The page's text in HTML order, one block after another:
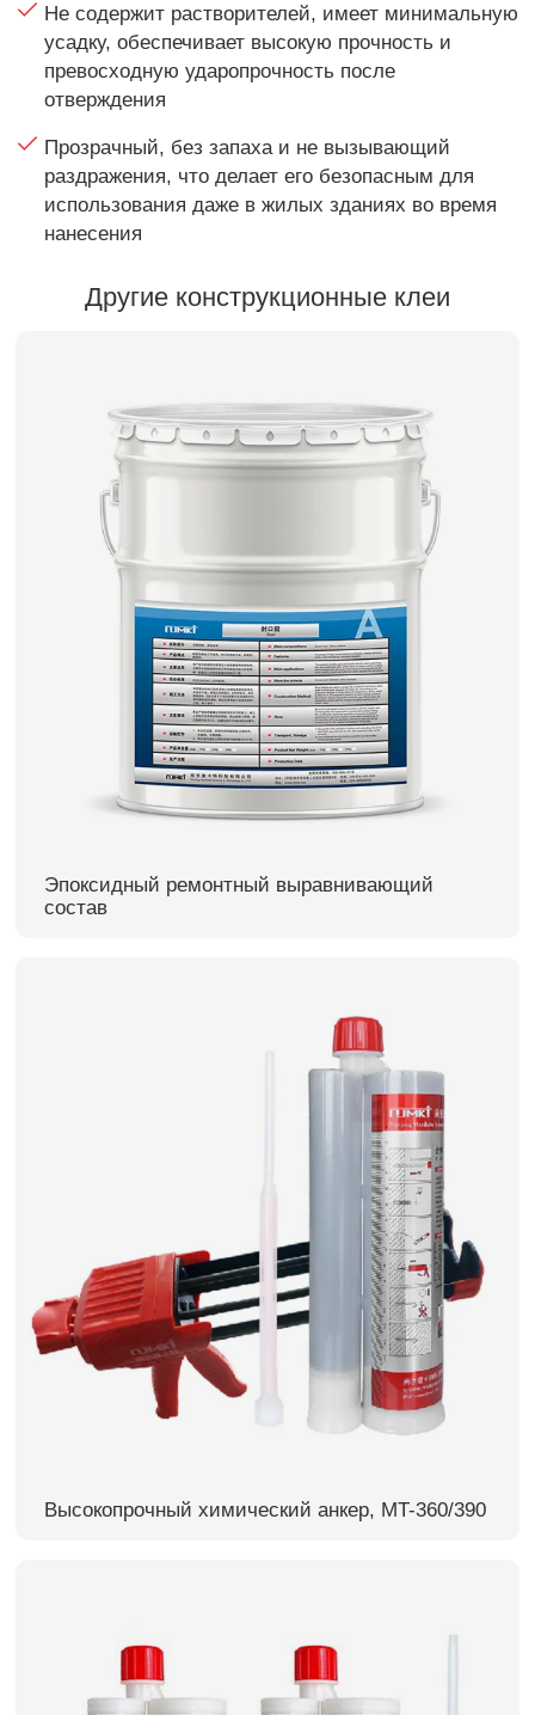
Не содержит растворителей, имеет минимальную
усадку, обеспечивает высокую прочность и
превосходную ударопрочность после
отверждения
Прозрачный, без запаха и не вызывающий
раздражения, что делает его безопасным для
использования даже в жилых зданиях во время
нанесения
Другие конструкционные клеи
Эпоксидный ремонтный выравнивающий
состав
Высокопрочный химический анкер, MT-360/390